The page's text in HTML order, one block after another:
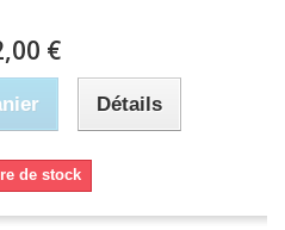
€
Détails
de stock